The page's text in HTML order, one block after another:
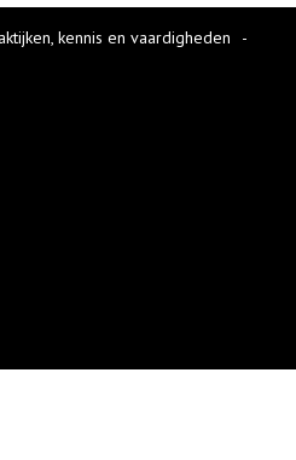
kennis en vaardigheden
-